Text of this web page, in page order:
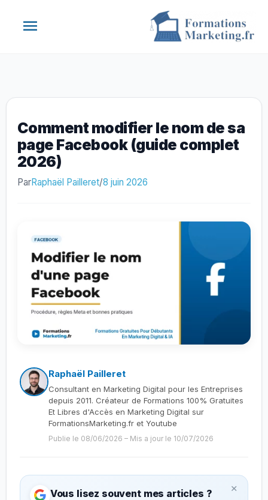
Menu
Comment modifier le nom de sa
page Facebook (guide complet
2026)
ParRaphaël Pailleret/8 juin 2026
Raphaël Pailleret
Consultant en Marketing Digital pour les Entreprises
depuis 2011. Créateur de Formations 100% Gratuites
Et Libres d'Accès en Marketing Digital sur
FormationsMarketing.fr et Youtube
Publie le 08/06/2026 – Mis a jour le 10/07/2026
×
Vous lisez souvent mes articles ?